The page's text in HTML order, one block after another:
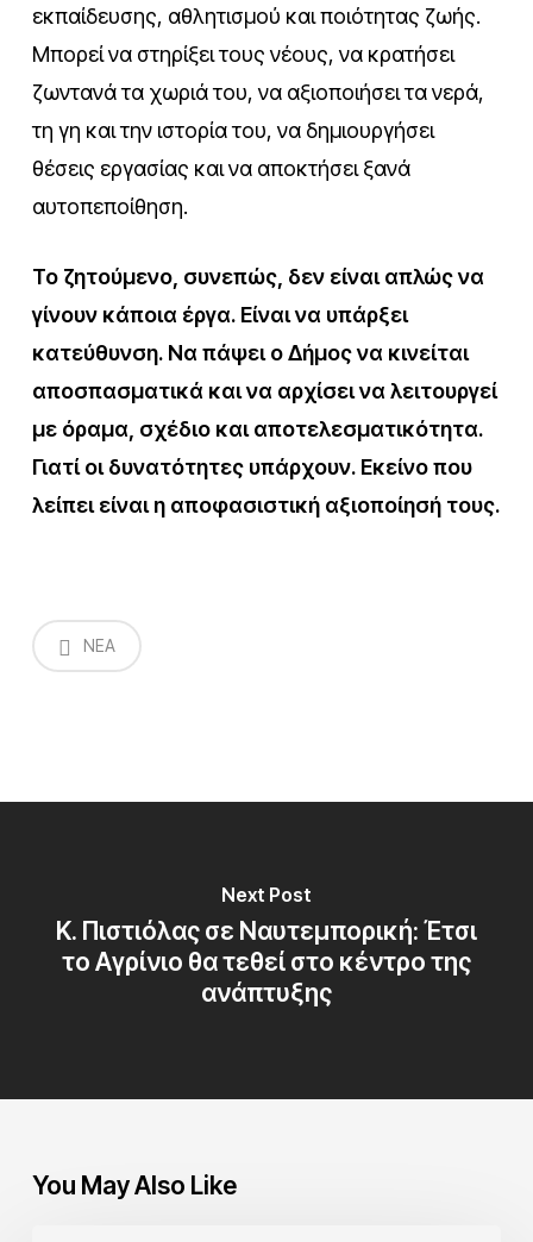
εκπαίδευσης, αθλητισμού και ποιότητας ζωής.
Μπορεί να στηρίξει τους νέους, να κρατήσει
ζωντανά τα χωριά του, να αξιοποιήσει τα νερά,
τη γη και την ιστορία του, να δημιουργήσει
θέσεις εργασίας και να αποκτήσει ξανά
αυτοπεποίθηση.
Το ζητούμενο, συνεπώς, δεν είναι απλώς να
γίνουν κάποια έργα. Είναι να υπάρξει
κατεύθυνση. Να πάψει ο Δήμος να κινείται
αποσπασματικά και να αρχίσει να λειτουργεί
με όραμα, σχέδιο και αποτελεσματικότητα.
Γιατί οι δυνατότητες υπάρχουν. Εκείνο που
λείπει είναι η αποφασιστική αξιοποίησή τους.
NEA
Next Post
Κ. Πιστιόλας σε Ναυτεμπορική: Έτσι
το Αγρίνιο θα τεθεί στο κέντρο της
ανάπτυξης
You May Also Like